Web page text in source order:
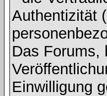
Authentizität
Das Forums,
Einwilligung